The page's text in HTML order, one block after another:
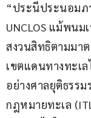
“ประนีประนอมภ
UNCLOS แม้พน
สงวนสิทธิตามมา
เขตแดนทางทะเ
อย่างศาลยุติธรร
กฎหมายทะเล